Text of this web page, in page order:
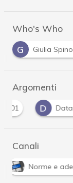
Who's Who
G
Giulia
Argomenti
D
Data
Canali
Norme e